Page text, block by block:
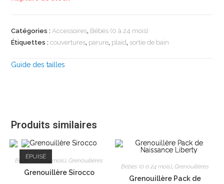
Catégories : Accessoires, Bébés (0 à 24 mois)
Étiquettes :couvertures, parure, plaid, sortie de bain
Guide des tailles
Produits similaires
ÉPUISÉ
Bébés (0 à 24 mois),Grenouillères
Grenouillère Sirocco
Bébés (0 à 24 mois), Grenouillères
Grenouillère Pack de